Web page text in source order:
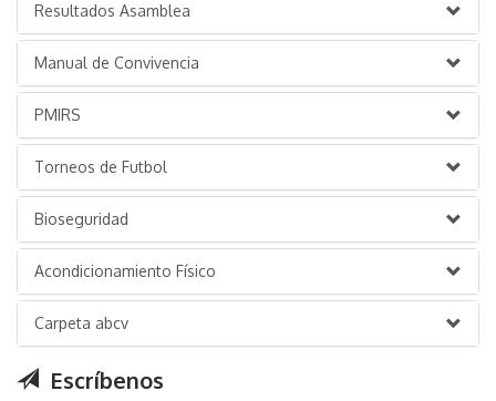
Resultados Asamblea
Manual de Convivencia
PMIRS
Torneos de Futbol
Bioseguridad
Acondicionamiento Físico
Carpeta abcv
Escríbenos